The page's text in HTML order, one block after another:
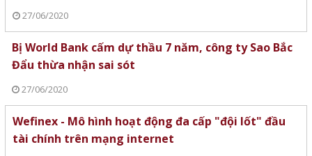
27/06/2020
Bị World Bank cấm dự thầu 7 năm, công ty Sao Bắc
Đẩu thừa nhận sai sót
27/06/2020
Wefinex - Mô hình hoạt động đa cấp "đội lốt" đầu
tài chính trên mạng internet